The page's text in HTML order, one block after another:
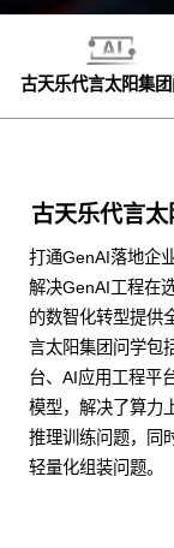
古天乐代言太阳集
古天乐代言
打通GenAI落地企
解决GenAI工程在
的数智化转型提供
言太阳集团问学包
台、AI应用工程平
模型，解决了算力
推理训练问题，同
轻量化组装问题。